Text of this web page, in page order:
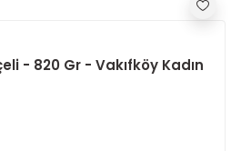
- 820 Gr - Vakıfköy Kadın